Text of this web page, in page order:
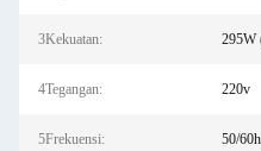
3Kekuatan: 295W
4Tegangan: 220v
5Frekuensi: 50/